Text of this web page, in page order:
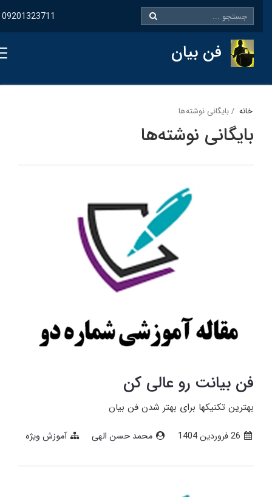
09201323711
فن بیان
خانه بایگانی نوشته‌ها
بایگانی نوشته‌ها
فن بیانت رو عالی کن
بهترین تکنیکها برای بهتر شدن فن بیان
26 فروردین 1404 محمد حسن الهی آموزش ویژه